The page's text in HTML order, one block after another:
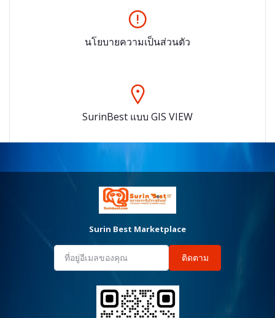
นโยบายความเป็นส่วนตัว
SurinBest แบบ GIS VIEW
Surin Best Marketplace
ติดตาม